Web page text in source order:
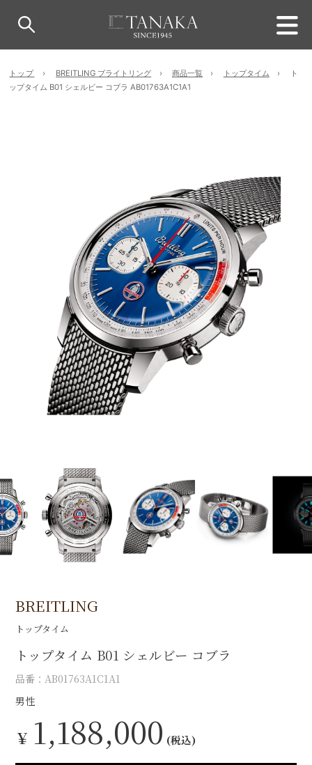
トップ BREITLING ブライトリング 商品一覧 トップタイム
ト
ップタイム B01 シェルビー コブラ AB01763A1C1A1
BREITLING
トップタイム
トップタイム B01 シェルビー コブラ
品番：AB01763A1C1A1
男性
￥ 1,188,000 (税込)